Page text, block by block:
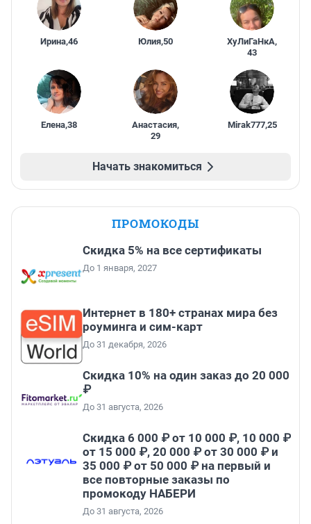
Ирина,46 Юлия,50 ХуЛиГаНкА,
43
Елена,38 Анастасия,
29
Mirak777,25
Начать знакомиться
ПРОМОКОДЫ
Скидка 5% на все сертификаты
До 1 января, 2027
Интернет в 180+ странах мира без
роуминга и сим-карт
До 31 декабря, 2026
Скидка 10% на один заказ до 20 000
₽
До 31 августа, 2026
Скидка 6 000 ₽ от 10 000 ₽, 10 000 ₽
от 15 000 ₽, 20 000 ₽ от 30 000 ₽ и
35 000 ₽ от 50 000 ₽ на первый и
все повторные заказы по
промокоду НАБЕРИ
До 31 августа, 2026